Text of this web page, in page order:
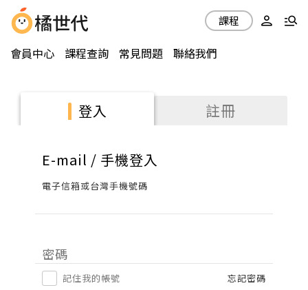
會員中心 課程查詢 常見問題 聯絡我們
課程
登入 註冊
E-mail / 手機登入
電子信箱或台灣手機號碼
密碼
記住我的帳號
忘記密碼